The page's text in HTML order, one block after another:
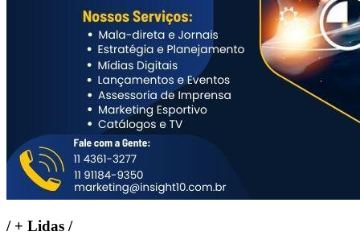
/+ Lidas /